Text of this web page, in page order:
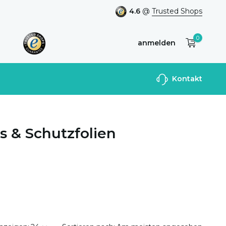
4.6 @ Trusted Shops
anmelden
Benutzerkonto
0
Kontakt
& Schutzfolien